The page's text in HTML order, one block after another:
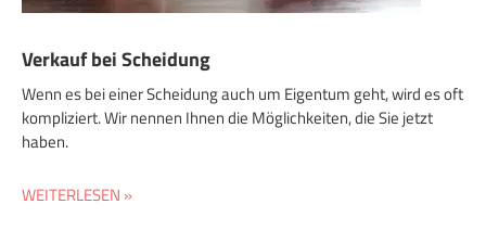
Verkauf bei Scheidung
Wenn es bei einer Scheidung auch um Eigentum geht, wird es oft
kompliziert. Wir nennen Ihnen die Möglichkeiten, die Sie jetzt
haben.
WEITERLESEN »